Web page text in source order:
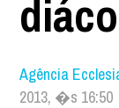
Agência
2013, �s 16:50